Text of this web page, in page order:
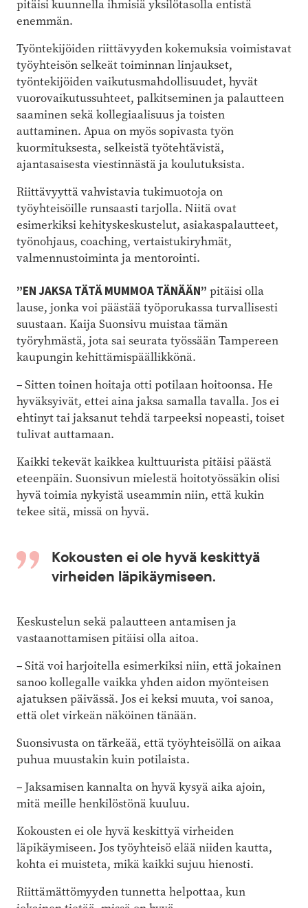
pitäisi kuunnella ihmisiä yksilötasolla entistä
enemmän.
Työntekijöiden riittävyyden kokemuksia voimistavat
työyhteisön selkeät toiminnan linjaukset,
työntekijöiden vaikutusmahdollisuudet, hyvät
vuorovaikutussuhteet, palkitseminen ja palautteen
saaminen sekä kollegiaalisuus ja toisten
auttaminen. Apua on myös sopivasta työn
kuormituksesta, selkeistä työtehtävistä,
ajantasaisesta viestinnästä ja koulutuksista.
Riittävyyttä vahvistavia tukimuotoja on
työyhteisöille runsaasti tarjolla. Niitä ovat
esimerkiksi kehityskeskustelut, asiakaspalautteet,
työnohjaus, coaching, vertaistukiryhmät,
valmennustoiminta ja mentorointi.
”EN JAKSA TÄTÄ MUMMOA TÄNÄÄN” pitäisi olla
lause, jonka voi päästää työporukassa turvallisesti
suustaan. Kaija Suonsivu muistaa tämän
työryhmästä, jota sai seurata työssään Tampereen
kaupungin kehittämispäällikkönä.
– Sitten toinen hoitaja otti potilaan hoitoonsa. He
hyväksyivät, ettei aina jaksa samalla tavalla. Jos ei
ehtinyt tai jaksanut tehdä tarpeeksi nopeasti, toiset
tulivat auttamaan.
Kaikki tekevät kaikkea kulttuurista pitäisi päästä
eteenpäin. Suonsivun mielestä hoitotyössäkin olisi
hyvä toimia nykyistä useammin niin, että kukin
tekee sitä, missä on hyvä.
Kokousten ei ole hyvä keskittyä
virheiden läpikäymiseen.
Keskustelun sekä palautteen antamisen ja
vastaanottamisen pitäisi olla aitoa.
– Sitä voi harjoitella esimerkiksi niin, että jokainen
sanoo kollegalle vaikka yhden aidon myönteisen
ajatuksen päivässä. Jos ei keksi muuta, voi sanoa,
että olet virkeän näköinen tänään.
Suonsivusta on tärkeää, että työyhteisöllä on aikaa
puhua muustakin kuin potilaista.
– Jaksamisen kannalta on hyvä kysyä aika ajoin,
mitä meille henkilöstönä kuuluu.
Kokousten ei ole hyvä keskittyä virheiden
läpikäymiseen. Jos työyhteisö elää niiden kautta,
kohta ei muisteta, mikä kaikki sujuu hienosti.
Riittämättömyyden tunnetta helpottaa, kun